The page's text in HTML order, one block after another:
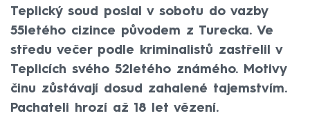
Teplický soud poslal v sobotu do vazby
55letého cizince původem z Turecka. Ve
středu večer podle kriminalistů zastřelil v
Teplicích svého 52letého známého. Motivy
činu zůstávají dosud zahalené tajemstvím.
Pachateli hrozí až 18 let vězení.